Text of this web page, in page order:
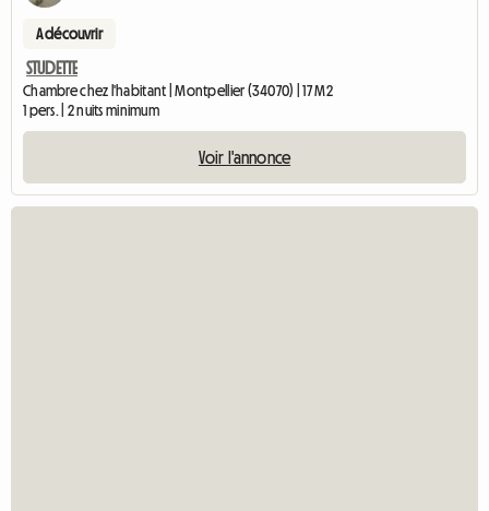
A découvrir
STUDETTE
Chambre chez l'habitant | Montpellier (34070) | 17 M2
1 pers. | 2 nuits minimum
Voir l'annonce